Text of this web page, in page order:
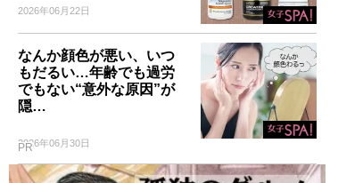
2026年06月22日
なんか顔色が悪い、いつ
もだるい…年齢でも過労
でもない“意外な原因”が
隠…
2026年06月30日
PR